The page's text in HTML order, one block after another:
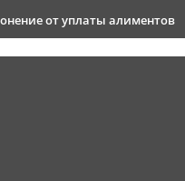
от уплаты алиментов